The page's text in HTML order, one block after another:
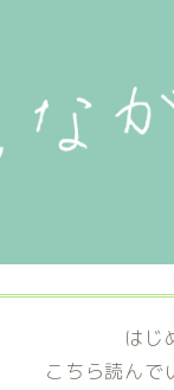
はじ
こちら読んで